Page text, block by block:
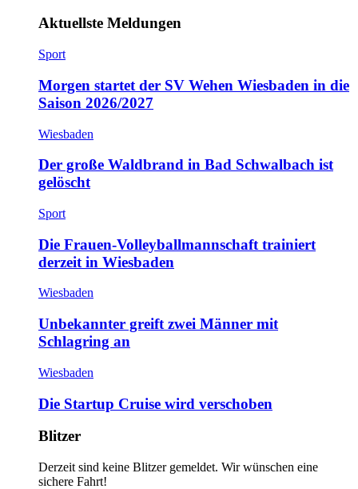
Aktuellste Meldungen
Sport
Morgen startet der SV Wehen Wiesbaden in die
Saison 2026/2027
Wiesbaden
Der große Waldbrand in Bad Schwalbach ist
gelöscht
Sport
Die Frauen-Volleyballmannschaft trainiert
derzeit in Wiesbaden
Wiesbaden
Unbekannter greift zwei Männer mit
Schlagring an
Wiesbaden
Die Startup Cruise wird verschoben
Blitzer
Derzeit sind keine Blitzer gemeldet. Wir wünschen eine
sichere Fahrt!